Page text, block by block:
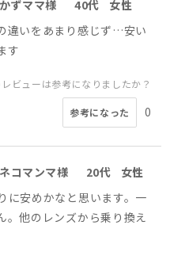
かずママ様 40代
女性
違いをあまり感じず…安い
す
レビューは参考になりましたか？
参考になった 0
ネコマンマ様 20代
女性
に安めかなと思います。一
。他のレンズから乗り換え